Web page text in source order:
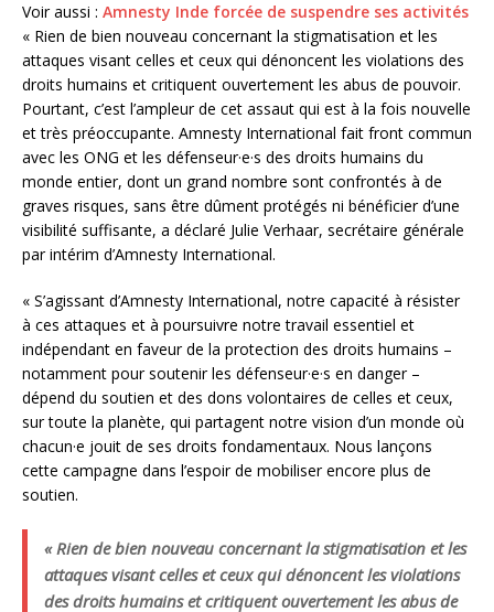
Voir aussi : Amnesty Inde forcée de suspendre ses activités
« Rien de bien nouveau concernant la stigmatisation et les
attaques visant celles et ceux qui dénoncent les violations des
droits humains et critiquent ouvertement les abus de pouvoir.
Pourtant, c’est l’ampleur de cet assaut qui est à la fois nouvelle
et très préoccupante. Amnesty International fait front commun
avec les ONG et les défenseur·e·s des droits humains du
monde entier, dont un grand nombre sont confrontés à de
graves risques, sans être dûment protégés ni bénéficier d’une
visibilité suffisante, a déclaré Julie Verhaar, secrétaire générale
par intérim d’Amnesty International.
« S’agissant d’Amnesty International, notre capacité à résister
à ces attaques et à poursuivre notre travail essentiel et
indépendant en faveur de la protection des droits humains –
notamment pour soutenir les défenseur·e·s en danger –
dépend du soutien et des dons volontaires de celles et ceux,
sur toute la planète, qui partagent notre vision d’un monde où
chacun·e jouit de ses droits fondamentaux. Nous lançons
cette campagne dans l’espoir de mobiliser encore plus de
soutien.
« Rien de bien nouveau concernant la stigmatisation et les
attaques visant celles et ceux qui dénoncent les violations
des droits humains et critiquent ouvertement les abus de